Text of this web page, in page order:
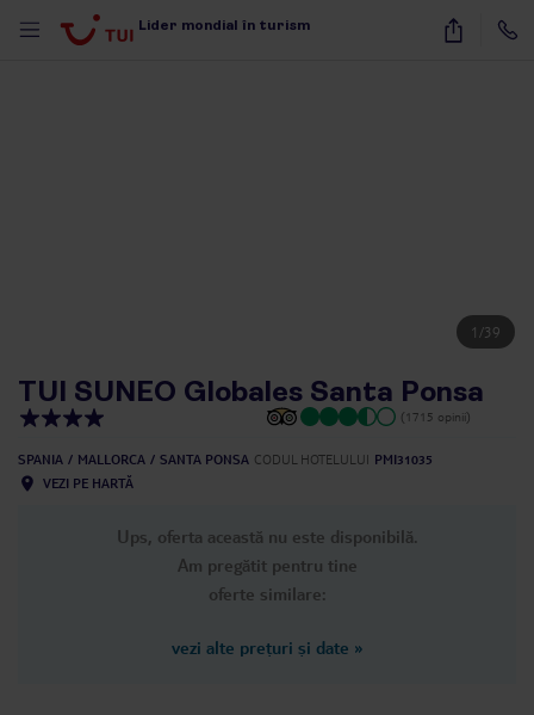
Lider mondial în turism
1 /39
TUI SUNEO Globales Santa Ponsa
(1715 opinii)
SPANIA MALLORCA SANTA PONSA CODUL HOTELULUI PMI31035
VEZI PE HARTĂ
Ups, oferta această nu este disponibilă.
Am pregătit pentru tine
oferte similare:
vezi alte prețuri și date »